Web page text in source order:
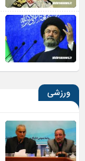
ورزشی